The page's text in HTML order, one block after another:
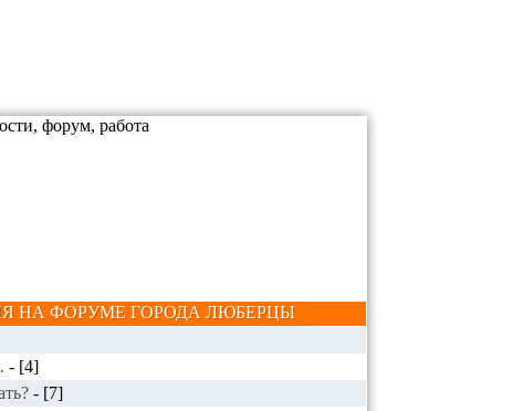
НА ФОРУМЕ ГОРОДА ЛЮБЕРЦЫ
- [4]
- [7]